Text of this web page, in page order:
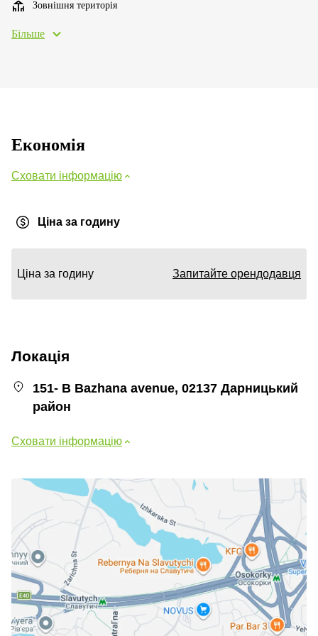
Зовнішня територія
Більше
Економія
Сховати інформацію
Ціна за годину
Ціна за годину Запитайте орендодавця
Локація
151- B Bazhana avenue, 02137 Дарницький
район
Сховати інформацію